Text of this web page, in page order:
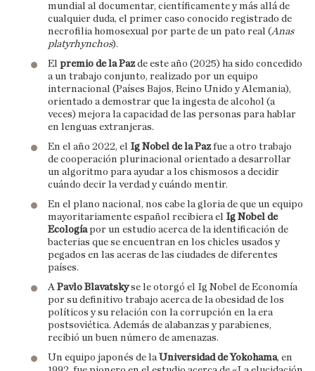
mundial al documentar, científicamente y más allá de
cualquier duda, el primer caso conocido registrado de
necrofilia homosexual por parte de un pato real (Anas
platyrhynchos).
El premio de la Pazde este año (2025) ha sido concedido
a un trabajo conjunto, realizado por un equipo
internacional (Países Bajos, Reino Unido y Alemania),
orientado a demostrar que la ingesta de alcohol (a
veces) mejora la capacidad de las personas para hablar
en lenguas extranjeras.
En el año 2022, el Ig Nobel de la Pazfue a otro trabajo
de cooperación plurinacional orientado a desarrollar
un algoritmo para ayudar a los chismosos a decidir
cuándo decir la verdad y cuándo mentir.
En el plano nacional, nos cabe la gloria de que un equipo
mayoritariamente español recibiera el Ig Nobel de
Ecologíapor un estudio acerca de la identificación de
bacterias que se encuentran en los chicles usados y
pegados en las aceras de las ciudades de diferentes
países.
A Pavlo Blavatskyse le otorgó el Ig Nobel de Economía
por su definitivo trabajo acerca de la obesidad de los
políticos y su relación con la corrupción en la era
postsoviética. Además de alabanzas y parabienes,
recibió un buen número de amenazas.
Un equipo japonés de laUniversidad de Yokohama, en